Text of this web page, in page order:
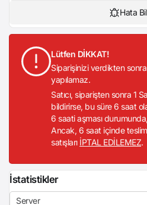
Hata
Lütfen DİKKAT!
Siparişinizi verdikten
yapılamaz.
Satıcı, siparişten sonra 1
bildirirse, bu süre 6 saat
6 saati aşması
Ancak, 6 saat içinde
satışları İPTAL EDİLEMEZ.
İstatistikler